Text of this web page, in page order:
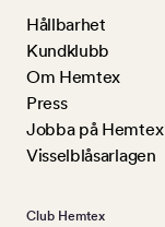
Hållbarhet
Kundklubb
Om Hemtex
Press
Jobba på Hemtex
Visselblåsarlagen
Club Hemtex